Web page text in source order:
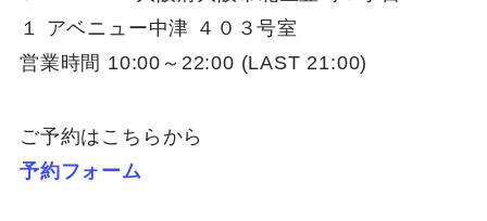
１ アベニュー中津 ４０３号室
営業時間 10:00～22:00 (LAST 21:00)
ご予約はこちらから
予約フォーム